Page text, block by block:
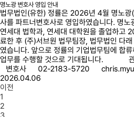
명노광 변호사 영입 안내
법무법인(유한) 정률은 2026년 4월 명노광
사를 파트너변호사로 영입하였습니다. 명노
연세대 법학과, 연세대 대학원을 졸업하고
료한 후 (주)서브원 법무팀장, 법무법인 다
였습니다. 앞으로 정률의 기업법무팀에 합
업무를 수행할 것으로 기대됩니다.
변호사 02-2183-5720
2026.04.06
이전
1
2